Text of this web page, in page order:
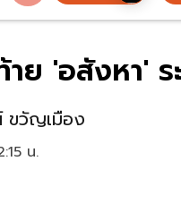
ย 'อสังหา'
ขวัญเมือง
น.